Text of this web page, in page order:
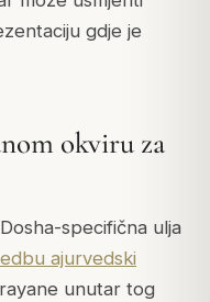
gdje je
okviru za
specifična ulja
ajurvedski
unutar tog